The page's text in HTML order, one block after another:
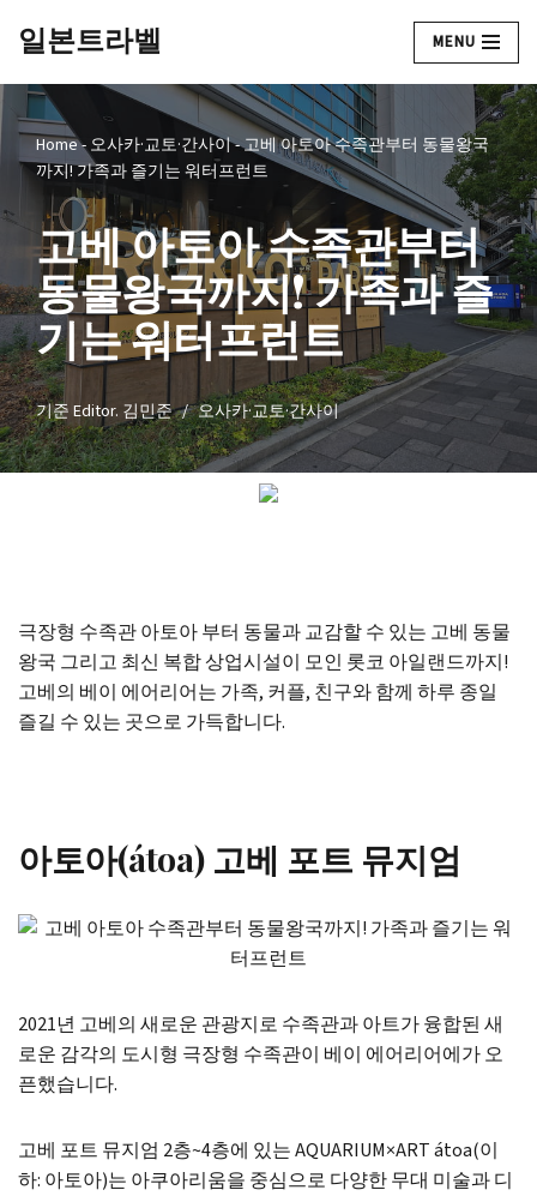
텐
츠
로
뛰
일본트라벨 MENU
Home-오사카·교토·간사이-고베 아토아 수족관부터 동물왕국
까지! 가족과 즐기는 워터프런트
고베 아토아 수족관부터
동물왕국까지! 가족과 즐
기는 워터프런트
기준Editor. 김민준 오사카·교토·간사이
극장형 수족관 아토아 부터 동물과 교감할 수 있는 고베 동물
왕국 그리고 최신 복합 상업시설이 모인 롯코 아일랜드까지!
고베의 베이 에어리어는 가족, 커플, 친구와 함께 하루 종일
즐길 수 있는 곳으로 가득합니다.
아토아(átoa) 고베 포트 뮤지엄
2021년 고베의 새로운 관광지로 수족관과 아트가 융합된 새
로운 감각의 도시형 극장형 수족관이 베이 에어리어에가 오
픈했습니다.
고베 포트 뮤지엄 2층~4층에 있는 AQUARIUM×ART átoa(이
하: 아토아)는 아쿠아리움을 중심으로 다양한 무대 미술과 디